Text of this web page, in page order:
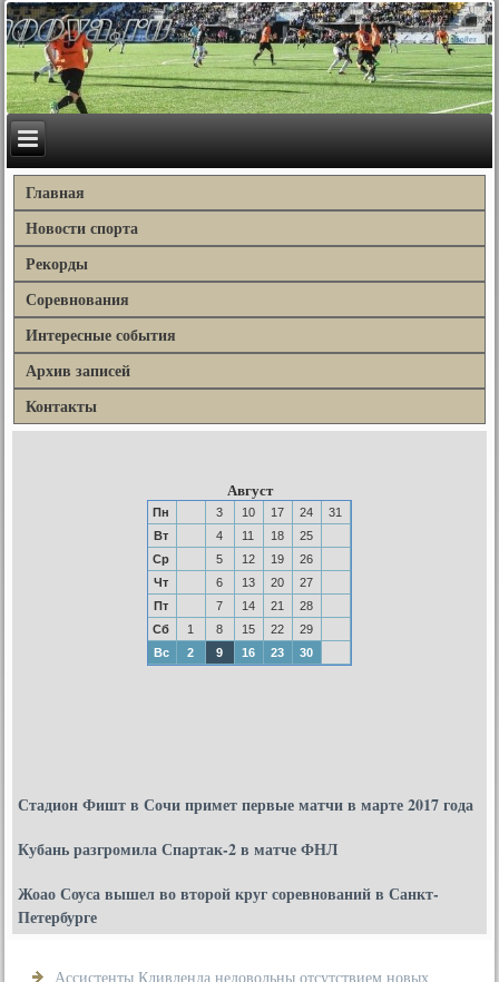
Главная
Новости спорта
Рекорды
Соревнования
Интересные события
Архив записей
Контакты
Август
Пн 3 10 17 24
31
Вт
4 11 18
25
Ср
5 12 19
26
Чт
6 13 20
27
Пт
7 14 21
28
Сб
1 8 15 22
29
Вс
2 9 16 23 30
Стадион Фишт в Сочи примет первые матчи в марте 2017 года
Кубань разгромила Спартак-2 в матче ФНЛ
Жоао Соуса вышел во второй круг соревнований в Санкт-
Петербурге
Ассистенты Кливленда недовольны отсутствием новых